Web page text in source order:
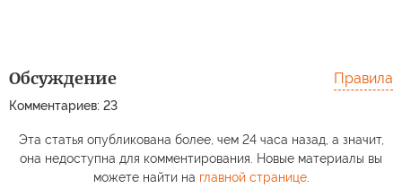
Обсуждение
Комментариев: 23
Правила
Эта статья опубликована более, чем 24 часа назад, а значит,
она недоступна для комментирования. Новые материалы вы
можете найти на главной странице.